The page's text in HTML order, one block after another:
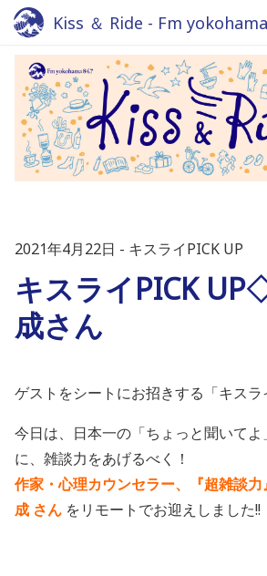
Kiss ＆ Ride - Fm
2021年4月22日 キスライPICK UP
キスライPICK
成さん
ゲストをシートにお招きする「キスラ
今日は、日本一の「ちょっと聞いて
に、雑談力をあげるべく！
作家・心理カウンセラー、『超雑談
成 さん をリモートでお迎えしました!!